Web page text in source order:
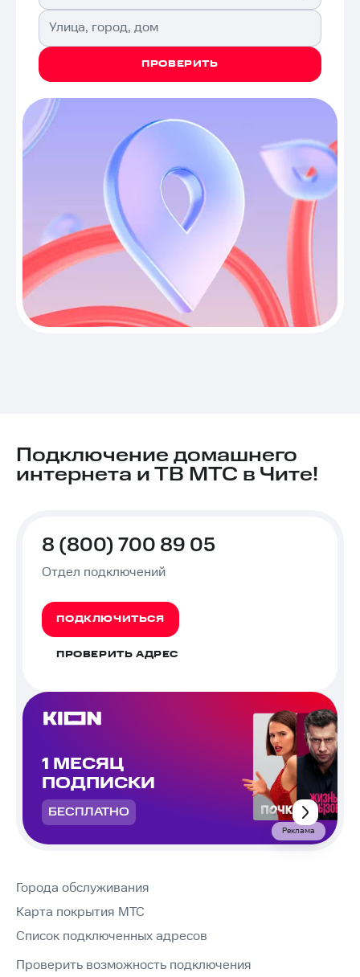
Улица, город, дом
ПРОВЕРИТЬ
Подключение домашнего
интернета и ТВ МТС в Чите!
8 (800) 700 89 05
Отдел подключений
ПОДКЛЮЧИТЬСЯ
ПРОВЕРИТЬ АДРЕС
1 МЕСЯЦ
ПОДПИСКИ
БЕСПЛАТНО
Реклама
Города обслуживания
Карта покрытия МТС
Список подключенных адресов
Проверить возможность подключения